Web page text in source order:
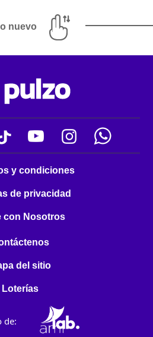
nuevo
y condiciones
de privacidad
con Nosotros
del sitio
Loterías
de: